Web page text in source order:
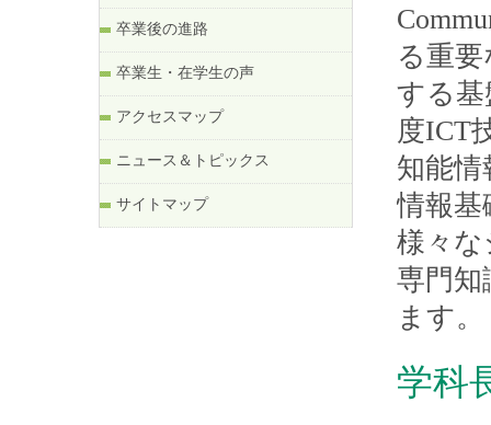
卒業後の進路
卒業生・在学生の声
アクセスマップ
ニュース＆トピックス
サイトマップ
る重
する
度ICT
知能
情報基
様々
専門
ます。
学科